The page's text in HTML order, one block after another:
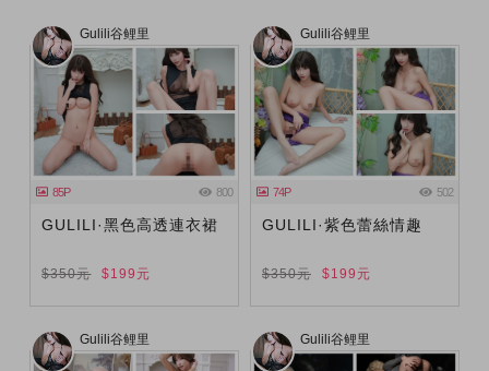
Gulili谷鲤里
85P 800
GULILI·黑色高透連衣裙
$350元 $199元
Gulili谷鲤里
74P 502
GULILI·紫色蕾絲情趣
$350元 $199元
Gulili谷鲤里 Gulili谷鲤里